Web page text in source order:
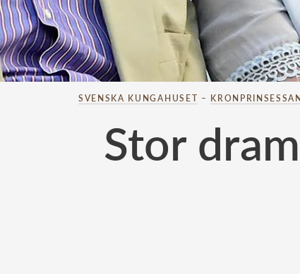
SVENSKA KUNGAHUSET –
Stor